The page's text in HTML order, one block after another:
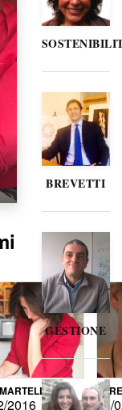
2016 15/
BREVETTI
GESTIONE